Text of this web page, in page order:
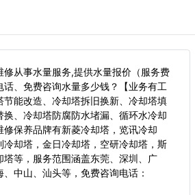
修从事水量服务,提供水量报价（服务费
话、免费咨询水量多少钱？【业务有工
节能改造、冷却塔拆旧换新、冷却塔填
、冷却塔防腐防水堵漏、循环水冷却
修保养品牌有新菱冷却塔，览讯冷却
冷却塔，金日冷却塔，空研冷却塔，斯
塔等，服务范围涵盖东莞、深圳、广
中山、汕头等， 免费咨询电话：